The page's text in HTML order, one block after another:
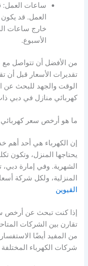
ساعات العمل:
العمل. قد
خارج ساعات
الأسبوع.
من الأفضل أن تتواصل
تقديرات الأسعار قبل أن
الوقت والجهد للبحث عن
كهربائي منازل في دبي
ما هو أرخص سعر
إن الكهرباء هي أحد أهم
يحتاجها المنزل، وتكون
الشهرية. وفي إمارة
المنزلية، ولكل شركة
القيوين
إذا كنت تبحث عن أرخص
تقارن بين الشركات
من المفيد أيضًا
شركات الكهرباء